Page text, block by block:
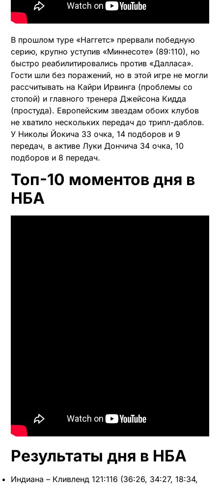
В прошлом туре «Наггетс» прервали победную
серию, крупно уступив «Миннесоте» (89:110), но
быстро реабилитировались против «Далласа».
Гости шли без поражений, но в этой игре не могли
рассчитывать на Кайри Ирвинга (проблемы со
стопой) и главного тренера Джейсона Кидда
(простуда). Европейским звездам обоих клубов
не хватило нескольких передач до трипл-даблов.
У Николы Йокича 33 очка, 14 подборов и 9
передач, в активе Луки Дончича 34 очка, 10
подборов и 8 передач.
Топ-10 моментов дня в
НБА
Результаты дня в НБА
Индиана – Кливленд 121:116 (36:26, 34:27, 18:34,